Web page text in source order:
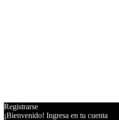
Registrarse
¡Bienvenido! Ingresa en tu cuenta